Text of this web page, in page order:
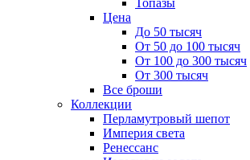
Топазы
Цена
До 50 тысяч
От 50 до 100 тысяч
От 100 до 300 тысяч
От 300 тысяч
Все броши
Коллекции
Перламутровый шепот
Империя света
Ренессанс